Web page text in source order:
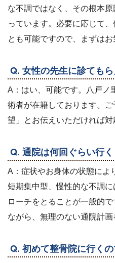
な不調ではなく、その根本
っています。必要に応じて
とも可能ですので、まずはお
Q. 女性の先生に診ても
A：はい、可能です。八戸ノ
術者が在籍しております。
望」とお伝えいただければ対
Q. 通院は何回ぐらい行
A：症状やお身体の状態によ
短期集中型、慢性的な不調
ローチをとることが一般的
ながら、無理のない通院計画
Q. 初めて整骨院に行く